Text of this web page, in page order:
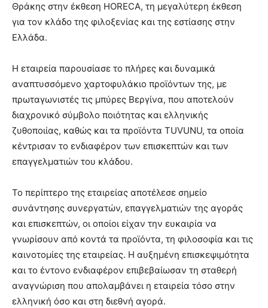
Θράκης στην έκθεση HORECA, τη μεγαλύτερη έκθεση
για τον κλάδο της φιλοξενίας και της εστίασης στην
Ελλάδα.
Η εταιρεία παρουσίασε το πλήρες και δυναμικά
αναπτυσσόμενο χαρτοφυλάκιο προϊόντων της, με
πρωταγωνιστές τις μπύρες Βεργίνα, που αποτελούν
διαχρονικό σύμβολο ποιότητας και ελληνικής
ζυθοποιίας, καθώς και τα προϊόντα TUVUNU, τα οποία
κέντρισαν το ενδιαφέρον των επισκεπτών και των
επαγγελματιών του κλάδου.
Το περίπτερο της εταιρείας αποτέλεσε σημείο
συνάντησης συνεργατών, επαγγελματιών της αγοράς
και επισκεπτών, οι οποίοι είχαν την ευκαιρία να
γνωρίσουν από κοντά τα προϊόντα, τη φιλοσοφία και τις
καινοτομίες της εταιρείας. Η αυξημένη επισκεψιμότητα
και το έντονο ενδιαφέρον επιβεβαίωσαν τη σταθερή
αναγνώριση που απολαμβάνει η εταιρεία τόσο στην
ελληνική όσο και στη διεθνή αγορά.